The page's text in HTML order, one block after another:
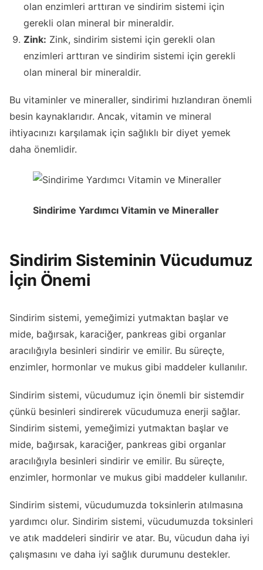
olan enzimleri arttıran ve sindirim sistemi için
gerekli olan mineral bir mineraldir.
Zink: Zink, sindirim sistemi için gerekli olan
enzimleri arttıran ve sindirim sistemi için gerekli
olan mineral bir mineraldir.
Bu vitaminler ve mineraller, sindirimi hızlandıran önemli
besin kaynaklarıdır. Ancak, vitamin ve mineral
ihtiyacınızı karşılamak için sağlıklı bir diyet yemek
daha önemlidir.
Sindirime Yardımcı Vitamin ve Mineraller
Sindirim Sisteminin Vücudumuz
İçin Önemi
Sindirim sistemi, yemeğimizi yutmaktan başlar ve
mide, bağırsak, karaciğer, pankreas gibi organlar
aracılığıyla besinleri sindirir ve emilir. Bu süreçte,
enzimler, hormonlar ve mukus gibi maddeler kullanılır.
Sindirim sistemi, vücudumuz için önemli bir sistemdir
çünkü besinleri sindirerek vücudumuza enerji sağlar.
Sindirim sistemi, yemeğimizi yutmaktan başlar ve
mide, bağırsak, karaciğer, pankreas gibi organlar
aracılığıyla besinleri sindirir ve emilir. Bu süreçte,
enzimler, hormonlar ve mukus gibi maddeler kullanılır.
Sindirim sistemi, vücudumuzda toksinlerin atılmasına
yardımcı olur. Sindirim sistemi, vücudumuzda toksinleri
ve atık maddeleri sindirir ve atar. Bu, vücudun daha iyi
çalışmasını ve daha iyi sağlık durumunu destekler.